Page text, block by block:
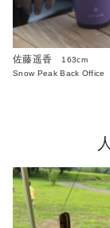
佐藤遥香
163cm
Snow Peak Back Office